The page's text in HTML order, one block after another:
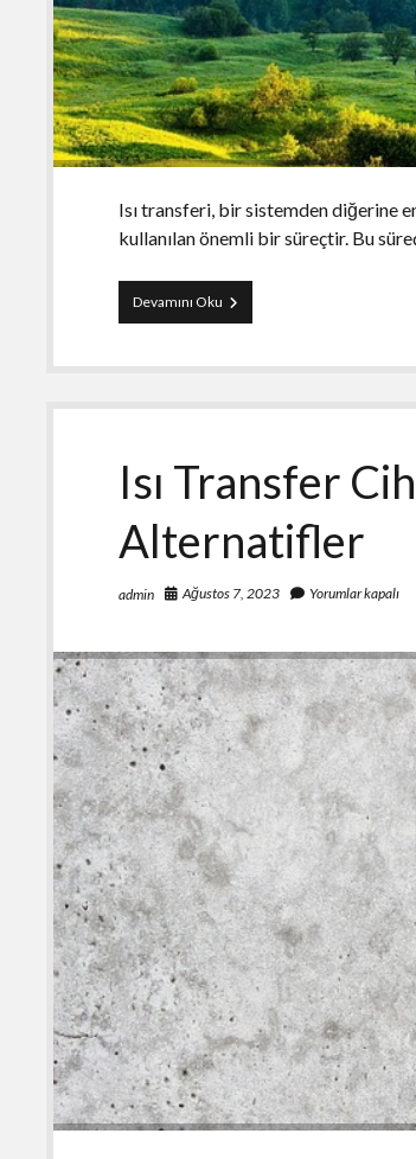
Isı transferi, bir sistemden diğerine
kullanılan önemli bir süreçtir. Bu
Devamını Oku Isı
Transfer
Düşük
Çalışma
Isı Transfer
Alternatifler
admin Ağustos 7, 2023 Yorumlar kapalı